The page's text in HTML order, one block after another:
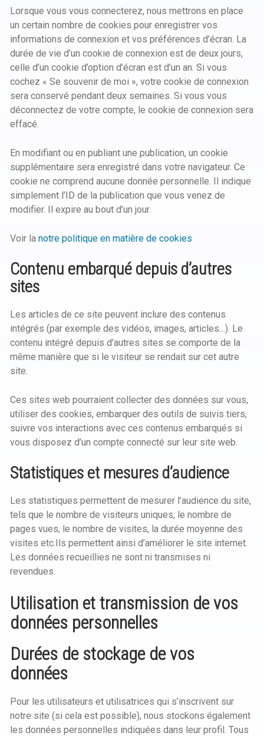
Lorsque vous vous connecterez, nous mettrons en place
un certain nombre de cookies pour enregistrer vos
informations de connexion et vos préférences d’écran. La
durée de vie d’un cookie de connexion est de deux jours,
celle d’un cookie d’option d’écran est d’un an. Si vous
cochez « Se souvenir de moi », votre cookie de connexion
sera conservé pendant deux semaines. Si vous vous
déconnectez de votre compte, le cookie de connexion sera
effacé.
En modifiant ou en publiant une publication, un cookie
supplémentaire sera enregistré dans votre navigateur. Ce
cookie ne comprend aucune donnée personnelle. Il indique
simplement l’ID de la publication que vous venez de
modifier. Il expire au bout d’un jour.
Voir la notre politique en matière de cookies
Contenu embarqué depuis d’autres
sites
Les articles de ce site peuvent inclure des contenus
intégrés (par exemple des vidéos, images, articles…). Le
contenu intégré depuis d’autres sites se comporte de la
même manière que si le visiteur se rendait sur cet autre
site.
Ces sites web pourraient collecter des données sur vous,
utiliser des cookies, embarquer des outils de suivis tiers,
suivre vos interactions avec ces contenus embarqués si
vous disposez d’un compte connecté sur leur site web.
Statistiques et mesures d’audience
Les statistiques permettent de mesurer l’audience du site,
tels que le nombre de visiteurs uniques, le nombre de
pages vues, le nombre de visites, la durée moyenne des
visites etc.Ils permettent ainsi d’améliorer le site internet.
Les données recueillies ne sont ni transmises ni
revendues.
Utilisation et transmission de vos
données personnelles
Durées de stockage de vos
données
Pour les utilisateurs et utilisatrices qui s’inscrivent sur
notre site (si cela est possible), nous stockons également
les données personnelles indiquées dans leur profil. Tous